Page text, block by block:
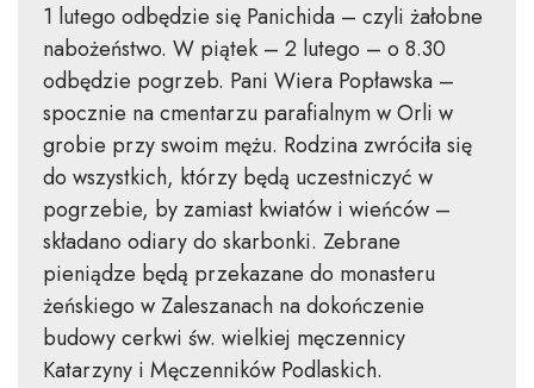
1 lutego odbędzie się Panichida – czyli żałobne
nabożeństwo. W piątek – 2 lutego – o 8.30
odbędzie pogrzeb. Pani Wiera Popławska –
spocznie na cmentarzu parafialnym w Orli w
grobie przy swoim mężu. Rodzina zwróciła się
do wszystkich, którzy będą uczestniczyć w
pogrzebie, by zamiast kwiatów i wieńców –
składano odiary do skarbonki. Zebrane
pieniądze będą przekazane do monasteru
żeńskiego w Zaleszanach na dokończenie
budowy cerkwi św. wielkiej męczennicy
Katarzyny i Męczenników Podlaskich.